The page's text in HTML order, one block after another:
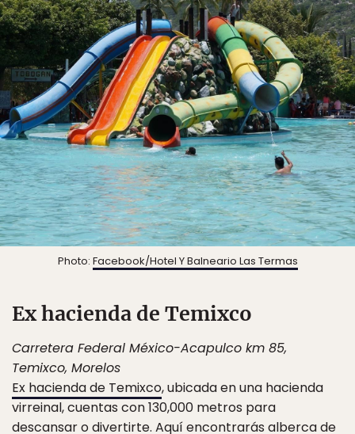
Photo: Facebook/Hotel Y Balneario Las Termas
Ex hacienda de Temixco
Carretera Federal México-Acapulco km 85,
Temixco, Morelos
Ex hacienda de Temixco, ubicada en una hacienda
virreinal, cuentas con 130,000 metros para
descansar o divertirte. Aquí encontrarás alberca de